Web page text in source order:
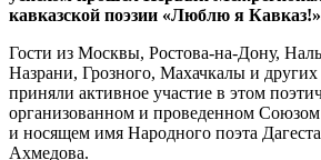
кавказской поэзии «Люблю я
Гости из Москвы, Ростова-на-Дону,
Назрани, Грозного, Махачкалы и других
приняли активное участие в этом
организованном и проведенном Союзом
и носящем имя Народного поэта
Ахмедова.